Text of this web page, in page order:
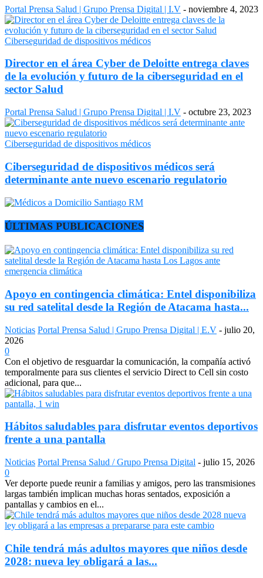
Portal Prensa Salud | Grupo Prensa Digital | I.V - noviembre 4, 2023
Ciberseguridad de dispositivos médicos
Director en el área Cyber de Deloitte entrega claves
de la evolución y futuro de la ciberseguridad en el
sector Salud
Portal Prensa Salud | Grupo Prensa Digital | I.V - octubre 23, 2023
Ciberseguridad de dispositivos médicos
Ciberseguridad de dispositivos médicos será
determinante ante nuevo escenario regulatorio
ÚLTIMAS PUBLICACIONES
Apoyo en contingencia climática: Entel disponibiliza
su red satelital desde la Región de Atacama hasta...
Noticias Portal Prensa Salud | Grupo Prensa Digital | E.V - julio 20,
2026
0
Con el objetivo de resguardar la comunicación, la compañía activó
temporalmente para sus clientes el servicio Direct to Cell sin costo
adicional, para que...
Hábitos saludables para disfrutar eventos deportivos
frente a una pantalla
Noticias Portal Prensa Salud / Grupo Prensa Digital - julio 15, 2026
0
Ver deporte puede reunir a familias y amigos, pero las transmisiones
largas también implican muchas horas sentados, exposición a
pantallas y cambios en el...
Chile tendrá más adultos mayores que niños desde
2028: nueva ley obligará a las...